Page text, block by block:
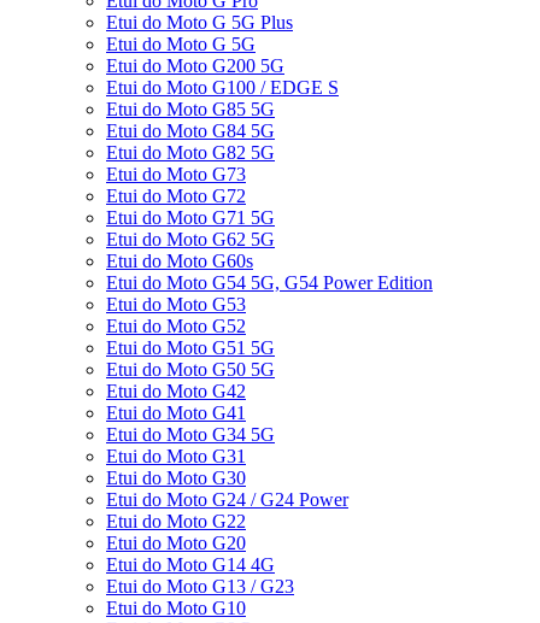
Etui do Moto G 5G Plus
Etui do Moto G 5G
Etui do Moto G200 5G
Etui do Moto G100 / EDGE S
Etui do Moto G85 5G
Etui do Moto G84 5G
Etui do Moto G82 5G
Etui do Moto G73
Etui do Moto G72
Etui do Moto G71 5G
Etui do Moto G62 5G
Etui do Moto G60s
Etui do Moto G54 5G, G54 Power Edition
Etui do Moto G53
Etui do Moto G52
Etui do Moto G51 5G
Etui do Moto G50 5G
Etui do Moto G42
Etui do Moto G41
Etui do Moto G34 5G
Etui do Moto G31
Etui do Moto G30
Etui do Moto G24 / G24 Power
Etui do Moto G22
Etui do Moto G20
Etui do Moto G14 4G
Etui do Moto G13 / G23
Etui do Moto G10